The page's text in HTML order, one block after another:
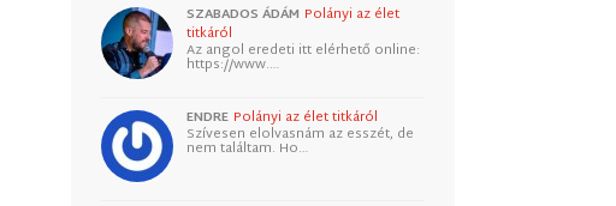
SZABADOS ÁDÁM Polányi az élet
titkáról
Az angol eredeti itt elérhető online:
https://www.…
ENDRE Polányi az élet titkáról
Szívesen elolvasnám az esszét, de
nem találtam. Ho…